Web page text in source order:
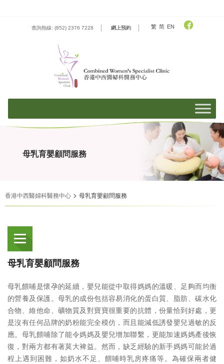
查詢熱線: (852) 2376 7228 網上預約 繁 简 EN
母乳育嬰顧問服務
香港中西醫婦科醫務中心 > 母乳育嬰顧問服務
母乳育嬰顧問服務
母乳餵哺是懷孕的延續，嬰兒能從中取得媽媽的溫暖、足夠而均衡
的營養及保護。母乳的成份包括容易消化的蛋白質、脂肪、碳水化
合物、維他命、礦物質及對寶寶很重要的抗體，份量恰到好處，更
是沒有任何品牌的奶粉能完全模仿，而且能減低誘發嬰兒過敏的反
應。母乳餵哺除了能令媽媽及嬰兒增加聯繫，更能加速媽媽產後恢
復，對兩方都有著莫大裨益。然而，缺乏經驗的新手媽媽可能於過
程上遇到困難，如奶水不足、餵哺時乳房疼痛等。為確保兩者健